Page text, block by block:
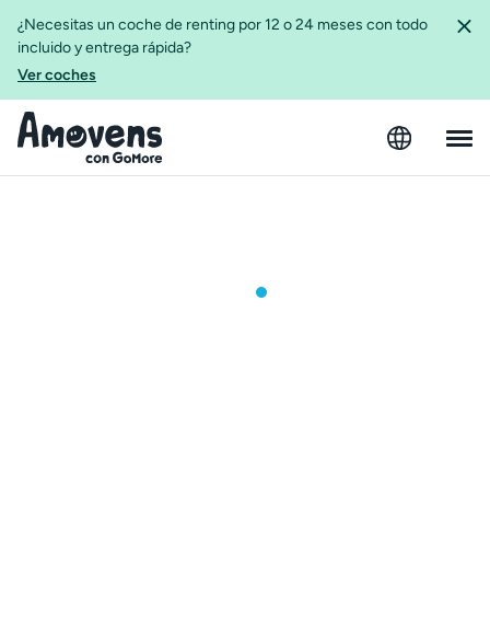
¿Necesitas un coche de renting por 12 o 24 meses con todo
incluido y entrega rápida?
Ver coches